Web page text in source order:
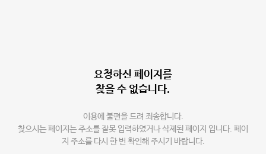
요청하신 페이지를
찾을 수 없습니다.
이용에 불편을 드려 죄송합니다.
찾으시는 페이지는 주소를 잘못 입력하였거나 삭제된 페이지 입니다. 페이
지 주소를 다시 한 번 확인해 주시기 바랍니다.